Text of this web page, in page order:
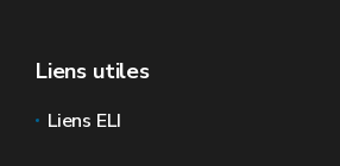
Liens utiles
Liens ELI